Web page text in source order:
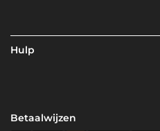
Hulp
Betaalwijzen